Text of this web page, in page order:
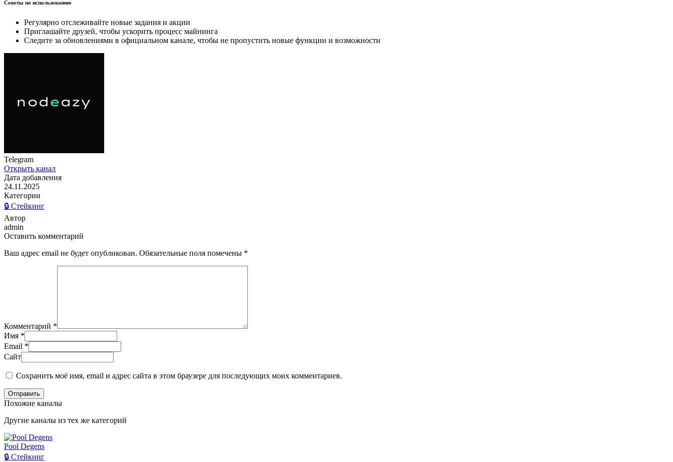
Советы по использованию
Регулярно отслеживайте новые задания и акции
Приглашайте друзей, чтобы ускорить процесс майнинга
Следите за обновлениями в официальном канале, чтобы не пропустить новые функции и возможности
Telegram
Открыть канал
Дата добавления
24.11.2025
Категории
🔒 Стейкинг
Автор
admin
Оставить комментарий
Ваш адрес email не будет опубликован. Обязательные поля помечены *
Комментарий *
Имя *
Email *
Сайт
Сохранить моё имя, email и адрес сайта в этом браузере для последующих моих комментариев.
Отправить
Похожие каналы
Другие каналы из тех же категорий
Pool Degens
🔒 Стейкинг